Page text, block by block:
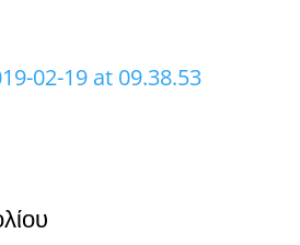
02-19 at 09.38.53